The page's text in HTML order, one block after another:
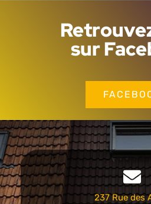
sur
237 Rue des